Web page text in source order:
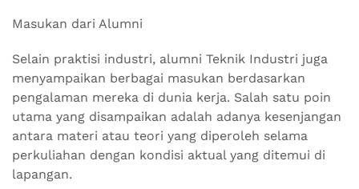
Masukan dari Alumni
Selain praktisi industri, alumni Teknik Industri juga
menyampaikan berbagai masukan berdasarkan
pengalaman mereka di dunia kerja. Salah satu poin
utama yang disampaikan adalah adanya kesenjangan
antara materi atau teori yang diperoleh selama
perkuliahan dengan kondisi aktual yang ditemui di
lapangan.